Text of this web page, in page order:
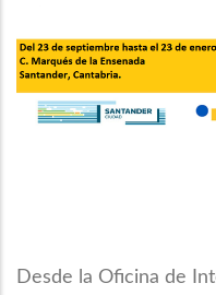
Desde la Oficina de